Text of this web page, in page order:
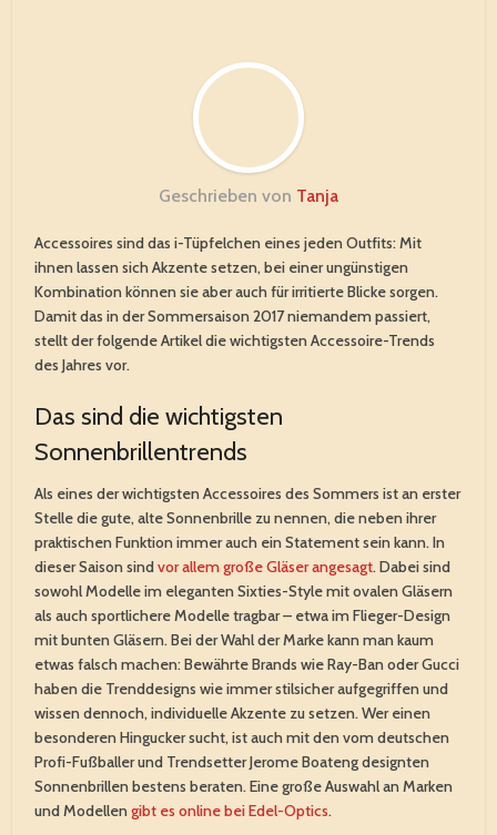
Geschrieben von Tanja
Accessoires sind das i-Tüpfelchen eines jeden Outfits: Mit
ihnen lassen sich Akzente setzen, bei einer ungünstigen
Kombination können sie aber auch für irritierte Blicke sorgen.
Damit das in der Sommersaison 2017 niemandem passiert,
stellt der folgende Artikel die wichtigsten Accessoire-Trends
des Jahres vor.
Das sind die wichtigsten
Sonnenbrillentrends
Als eines der wichtigsten Accessoires des Sommers ist an erster
Stelle die gute, alte Sonnenbrille zu nennen, die neben ihrer
praktischen Funktion immer auch ein Statement sein kann. In
dieser Saison sindvor allem große Gläser angesagt. Dabei sind
sowohl Modelle im eleganten Sixties-Style mit ovalen Gläsern
als auch sportlichere Modelle tragbar – etwa im Flieger-Design
mit bunten Gläsern. Bei der Wahl der Marke kann man kaum
etwas falsch machen: Bewährte Brands wie Ray-Ban oder Gucci
haben die Trenddesigns wie immer stilsicher aufgegriffen und
wissen dennoch, individuelle Akzente zu setzen. Wer einen
besonderen Hingucker sucht, ist auch mit den vom deutschen
Profi-Fußballer und Trendsetter Jerome Boateng designten
Sonnenbrillen bestens beraten. Eine große Auswahl an Marken
und Modellengibt es online bei Edel-Optics.